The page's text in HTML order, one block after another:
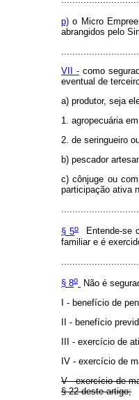
p) o Micro
abrangidos pelo
VII -como
eventual de
a) produtor, seja
1. agropecuária
2. de seringueiro
b) pescador
c) cônjuge ou
participação ativa
§ 5oEntende-se
familiar e é
§ 8o
Não é
I - benefício de
II - benefício
III - exercício de
IV - exercício de
V - exercício de
§ 22 deste artigo;